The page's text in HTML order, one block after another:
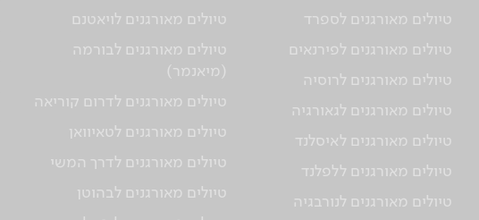
טיולים מאורגנים לספרד
טיולים מאורגנים לפירנאים
טיולים מאורגנים לרוסיה
טיולים מאורגנים לגאורגיה
טיולים מאורגנים לאיסלנד
טיולים מאורגנים ללפלנד
טיולים מאורגנים לנורבגיה
טיולים מאורגנים לויאטנם
טיולים מאורגנים לבורמה
(מיאנמר)
טיולים מאורגנים לדרום קוריאה
טיולים מאורגנים לטאיוואן
טיולים מאורגנים לדרך המשי
טיולים מאורגנים לבהוטן